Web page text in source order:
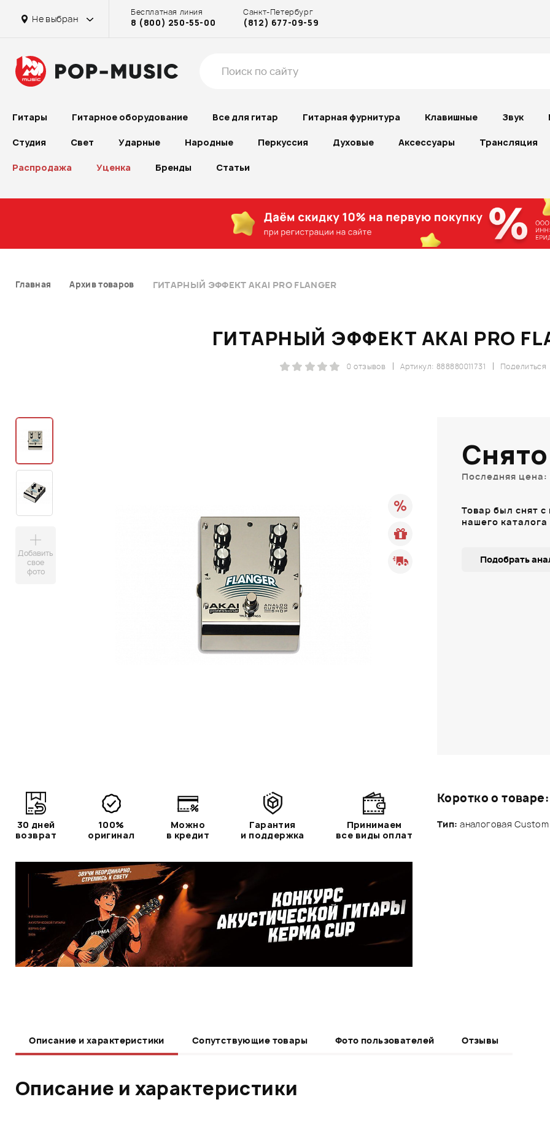
Не выбран
Бесплатная линия
8 (800) 250-55-00
Санкт-Петербург
(812) 677-09-59
Гитары Гитарное оборудование Все для гитар Гитарная фурнитура Клавишные Звук
Студия Свет Ударные Народные Перкуссия Духовые Аксессуары Трансляция
Распродажа Уценка Бренды Статьи
Главная Архив товаров ГИТАРНЫЙ ЭФФЕКТ AKAI PRO FLANGER
ГИТАРНЫЙ ЭФФЕКТ AKAI PRO
Поделиться
Артикул: 888880011731
0 отзывов
Добавить
свое
фото
Коротко о товаре:
Тип: аналоговая
Последняя цена:
Товар был снят
нашего каталога
Подобрать
30 дней
возврат
100%
оригинал
Можно
в кредит
Гарантия
и поддержка
Принимаем
все виды оплат
Описание и характеристики Сопутствующие товары Фото пользователей Отзывы
Описание и характеристики